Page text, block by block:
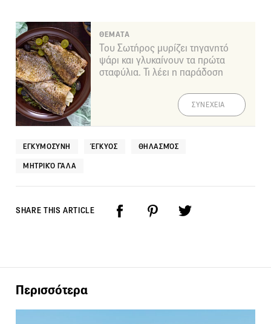
ΘΕΜΑΤΑ
Του Σωτήρος μυρίζει τηγανητό
ψάρι και γλυκαίνουν τα πρώτα
σταφύλια. Τι λέει η παράδοση
ΣΥΝΕΧΕΙΑ
ΕΓΚΥΜΟΣΎΝΗ ΈΓΚΥΟΣ ΘΗΛΑΣΜΌΣ
ΜΗΤΡΙΚΌ ΓΆΛΑ
SHARE THIS ARTICLE
Περισσότερα